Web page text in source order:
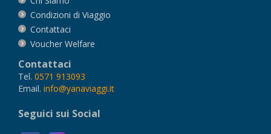
Condizioni di Viaggio
Contattaci
Voucher Welfare
Contattaci
Tel. 0571 913093
Email. info@yanaviaggi.it
Seguici sui Social